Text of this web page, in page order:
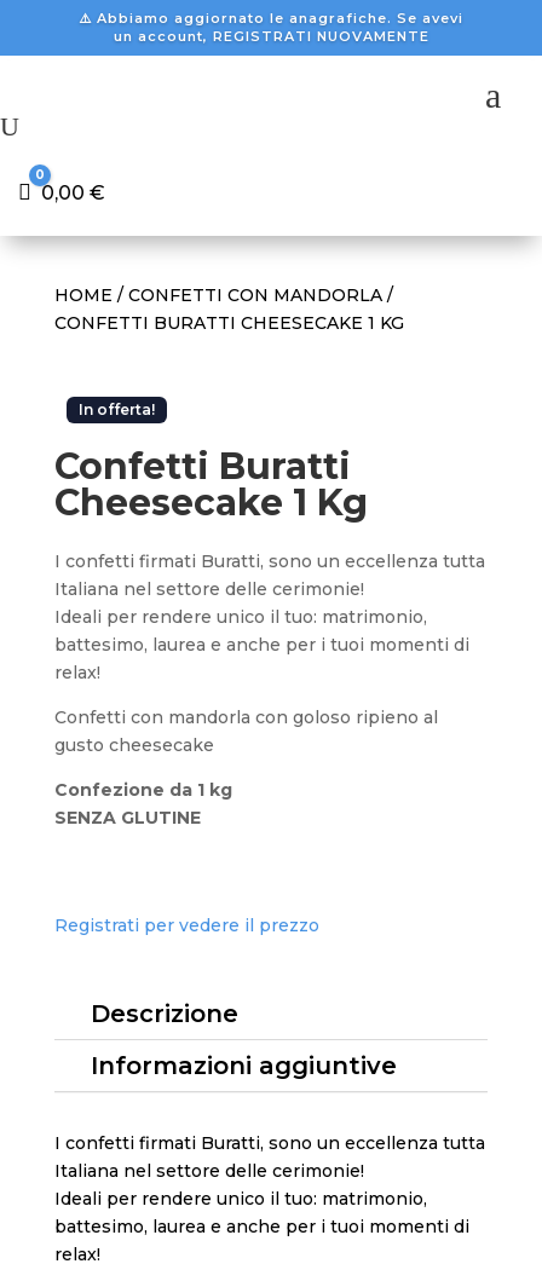
⚠️ Abbiamo aggiornato le anagrafiche. Se avevi
un account, REGISTRATI NUOVAMENTE
a
U
Carrello
0
0,00 €
HOME / CONFETTI CON MANDORLA/
CONFETTI BURATTI CHEESECAKE 1 KG
In offerta!
Confetti Buratti
Cheesecake 1 Kg
I confetti firmati Buratti, sono un eccellenza tutta
Italiana nel settore delle cerimonie!
Ideali per rendere unico il tuo: matrimonio,
battesimo, laurea e anche per i tuoi momenti di
relax!
Confetti con mandorla con goloso ripieno al
gusto cheesecake
Confezione da 1 kg
SENZA GLUTINE
Registrati per vedere il prezzo
Descrizione
Informazioni aggiuntive
I confetti firmati Buratti, sono un eccellenza tutta
Italiana nel settore delle cerimonie!
Ideali per rendere unico il tuo: matrimonio,
battesimo, laurea e anche per i tuoi momenti di
relax!